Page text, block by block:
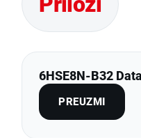
6HSE8N-B32
PREUZMI